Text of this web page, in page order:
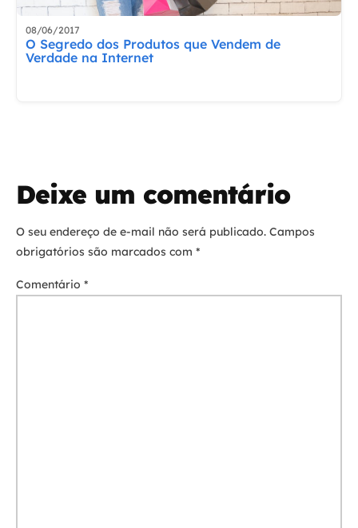
08/06/2017
O Segredo dos Produtos que Vendem de
Verdade na Internet
Deixe um comentário
O seu endereço de e-mail não será publicado. Campos
obrigatórios são marcados com *
Comentário *